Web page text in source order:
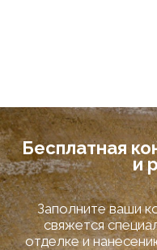
Бесплатная
и
Заполните ваши
свяжется
отделке и